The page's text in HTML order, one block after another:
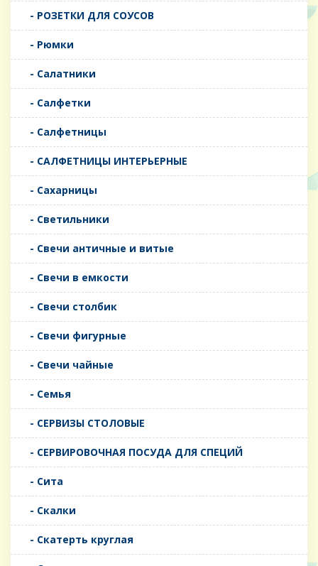
- РОЗЕТКИ ДЛЯ СОУСОВ
- Рюмки
- Салатники
- Салфетки
- Салфетницы
- САЛФЕТНИЦЫ ИНТЕРЬЕРНЫЕ
- Сахарницы
- Светильники
- Свечи античные и витые
- Свечи в емкости
- Свечи столбик
- Свечи фигурные
- Свечи чайные
- Семья
- СЕРВИЗЫ СТОЛОВЫЕ
- СЕРВИРОВОЧНАЯ ПОСУДА ДЛЯ СПЕЦИЙ
- Сита
- Скалки
- Скатерть круглая